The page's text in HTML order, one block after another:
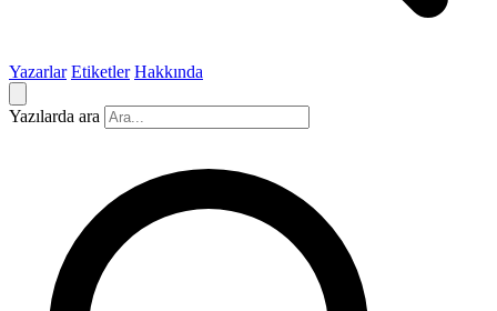
Yazarlar Etiketler Hakkında
Yazılarda ara